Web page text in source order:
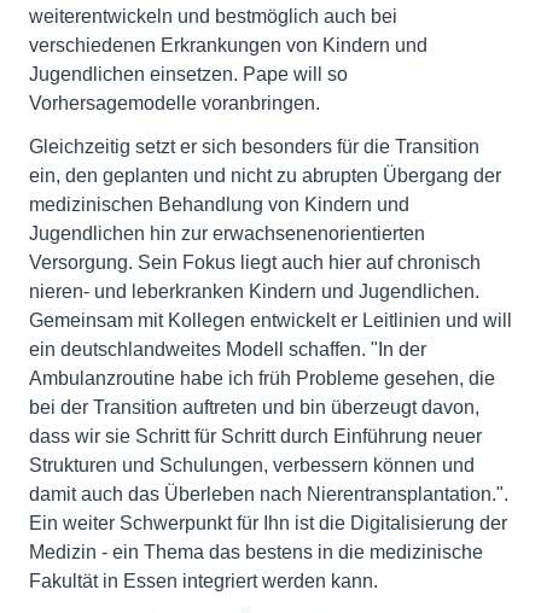
weiterentwickeln und bestmöglich auch bei
verschiedenen Erkrankungen von Kindern und
Jugendlichen einsetzen. Pape will so
Vorhersagemodelle voranbringen.
Gleichzeitig setzt er sich besonders für die Transition
ein, den geplanten und nicht zu abrupten Übergang der
medizinischen Behandlung von Kindern und
Jugendlichen hin zur erwachsenenorientierten
Versorgung. Sein Fokus liegt auch hier auf chronisch
nieren- und leberkranken Kindern und Jugendlichen.
Gemeinsam mit Kollegen entwickelt er Leitlinien und will
ein deutschlandweites Modell schaffen. "In der
Ambulanzroutine habe ich früh Probleme gesehen, die
bei der Transition auftreten und bin überzeugt davon,
dass wir sie Schritt für Schritt durch Einführung neuer
Strukturen und Schulungen, verbessern können und
damit auch das Überleben nach Nierentransplantation.".
Ein weiter Schwerpunkt für Ihn ist die Digitalisierung der
Medizin - ein Thema das bestens in die medizinische
Fakultät in Essen integriert werden kann.